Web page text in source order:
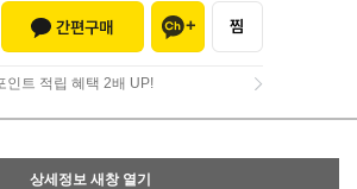
인트 적립 혜택 2배 UP!
인트 적립 혜택 2배 UP!
상세정보 새창 열기